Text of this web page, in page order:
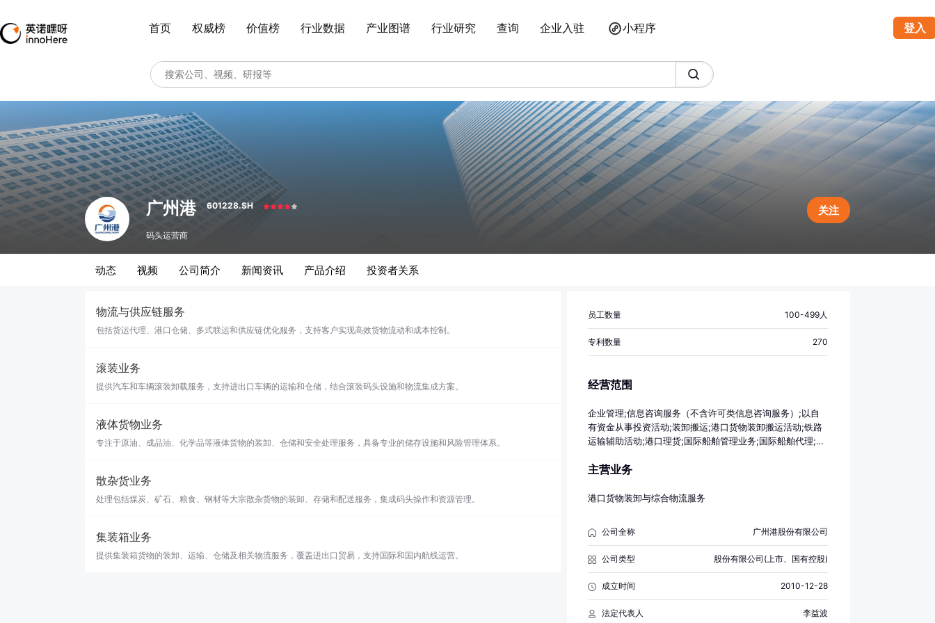
首页 权威榜 价值榜 行业数据 产业图谱 行业研究 查询 企业入驻 小程序 登入
广州港 601228.SH
码头运营商
关注
动态 视频 公司简介 新闻资讯 产品介绍 投资者关系
物流与供应链服务
包括货运代理、港口仓储、多式联运和供应链优化服务，支持客户实现高效货物流动和成本控制。
滚装业务
提供汽车和车辆滚装卸载服务，支持进出口车辆的运输和仓储，结合滚装码头设施和物流集成方案。
液体货物业务
专注于原油、成品油、化学品等液体货物的装卸、仓储和安全处理服务，具备专业的储存设施和风险管理体系。
散杂货业务
处理包括煤炭、矿石、粮食、钢材等大宗散杂货物的装卸、存储和配送服务，集成码头操作和资源管理。
集装箱业务
提供集装箱货物的装卸、运输、仓储及相关物流服务，覆盖进出口贸易，支持国际和国内航线运营。
员工数量 100-499人
专利数量 270
经营范围
企业管理;信息咨询服务（不含许可类信息咨询服务）;以自
有资金从事投资活动;装卸搬运;港口货物装卸搬运活动;铁路
运输辅助活动;港口理货;国际船舶管理业务;国际船舶代理;国
业务;从事国际集装箱船、普通货船运输;国内集装箱货物运
口服务;集装箱制造;集装箱租赁服务;专业保洁、清洗、消毒
批的项目）;仓储设备租赁服务;机械设备租赁;货物进出口;技
品）;供应链管理服务;物业管理;住房租赁;非居住房地产租赁;
停车场服务;软件开发;计算机系统服务;信息系统集成服务;信
息技术咨询服务;工程管理服务;港口经营;报关业务;道路货物
运输（不含危险货物）;道路危险货物运输;公共铁路运输;建
主营业务
港口货物装卸与综合物流服务
公司全称 广州港股份有限公司
公司类型 股份有限公司(上市、国有控股)
成立时间 2010-12-28
法定代表人 李益波